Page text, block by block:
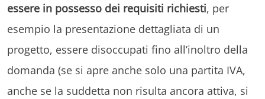
essere in possesso dei requisiti richiesti, per
esempio la presentazione dettagliata di un
progetto, essere disoccupati fino all’inoltro della
domanda (se si apre anche solo una partita IVA,
anche se la suddetta non risulta ancora attiva, si